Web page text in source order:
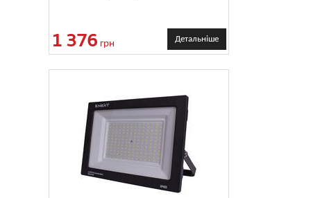
1 376 грн Детальніше